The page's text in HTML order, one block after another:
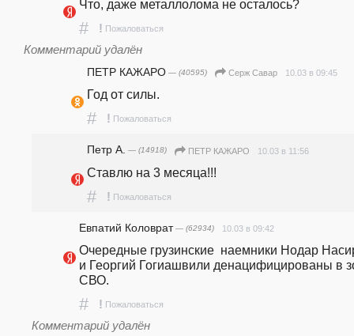
Что, даже металлолома не осталось?
# ! Пожаловаться
Комментарий удалён
ПЕТР КАЖАРО — (40595) Серж Савар 10.03 в 09:45
Год от силы.
# ! Пожаловаться
Петр А. — (14918) ПЕТР КАЖАРО 10.03 в 11:56
Ставлю на 3 месяца!!!
# ! Пожаловаться
Евпатий Коловрат— (62934) 10.03 в 09:42
Очередные грузинские  наемники Нодар
и Георгий Гогиашвили денацифицированы в
СВО.
# ! Пожаловаться
Комментарий удалён